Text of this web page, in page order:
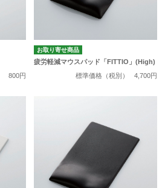
800円
お取り寄せ商品
疲労軽減マウスパッド「FITTIO」(High)
標準価格（税別）
4,700円